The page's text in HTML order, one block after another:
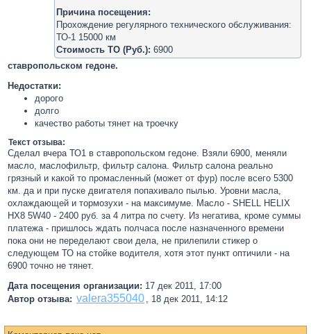
Причина посещения:
Прохождение регулярного технического обслуживания:
ТО-1 15000 км
Стоимость ТО (Руб.): 6900
ставропольском гедоне.
Недостатки:
дорого
долго
качество работы тянет на троечку
Текст отзыва:
Сделал вчера ТО1 в ставропольском гедоне. Взяли 6900, меняли
масло, маслофильтр, фильтр салона. Фильтр салона реально
грязный и какой то промасленный (может от фур) после всего 5300
км. да и при пуске двигателя попахивало пылью. Уровни масла,
охлаждающей и тормозухи - на максимуме. Масло - SHELL HELIX
HX8 5W40 - 2400 руб. за 4 литра по счету. Из негатива, кроме суммы
платежа - пришлось ждать полчаса после назначенного времени
пока они не переделают свои дела, не прилепили стикер о
следующем ТО на стойке водителя, хотя этот пункт оптичили - на
6900 точно не тянет.
Дата посещения организации: 17 дек 2011, 17:00
Автор отзыва: valera355040 , 18 дек 2011, 14:12